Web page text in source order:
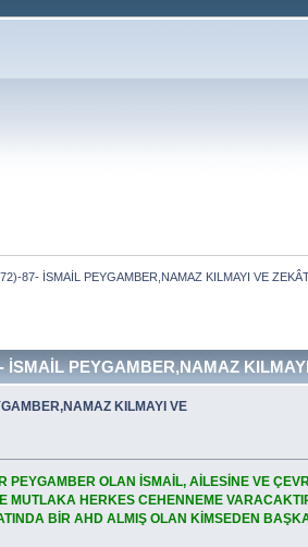
87- İSMAİL PEYGAMBER,NAMAZ KILMAYI VE
İSMAİL PEYGAMBER,NAMAZ
KILMAYI VE
OLAN İSMAİL, AİLESİNE VE
MUTLAKA HERKES CEHENNEME
BİR AHD ALMIŞ OLAN KİMSEDEN